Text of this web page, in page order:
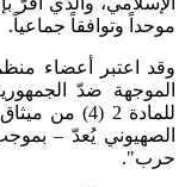
موحداً وتوافقاً جماعياً.
وقد اعتبر أعضاء
الموجهة ضدّ
للمادة 2 (4)
الصهيوني يُعدّ –
حرب".